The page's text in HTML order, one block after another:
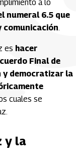
a lo
numeral 6.5 que
comunicación.
es hacer
Final de
y democratizar la
cuales se
y la